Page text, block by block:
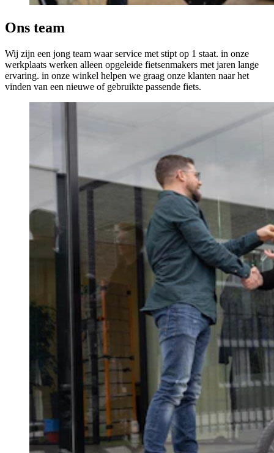
Ons team
Wij zijn een jong team waar service met stipt op 1 staat. in onze
werkplaats werken alleen opgeleide fietsenmakers met jaren lange
ervaring. in onze winkel helpen we graag onze klanten naar het
vinden van een nieuwe of gebruikte passende fiets.